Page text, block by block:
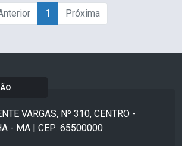
1 Próxima
VARGAS, Nº 310, CENTRO -
- MA | CEP: 65500000